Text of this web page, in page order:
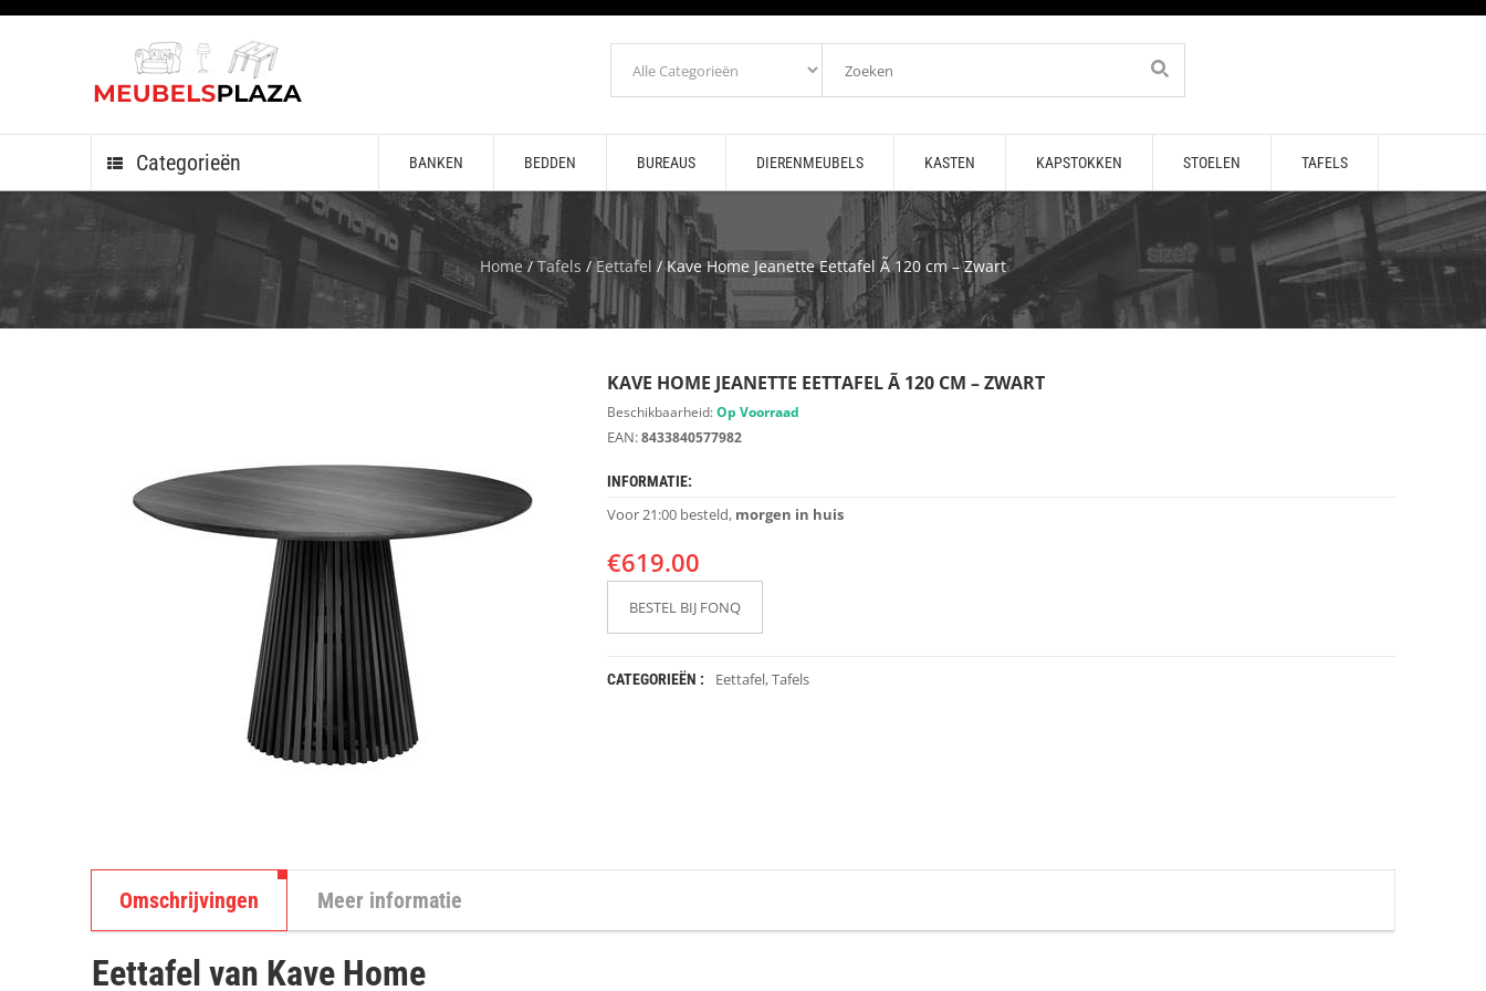
Categorieën BANKEN BEDDEN BUREAUS DIERENMEUBELS KASTEN KAPSTOKKEN STOELEN TAFELS
Home/Tafels /Eettafel / Kave Home Jeanette Eettafel Ã 120 cm – Zwart
KAVE HOME JEANETTE EETTAFEL Ã 120 CM – ZWART
Beschikbaarheid:Op Voorraad
EAN:8433840577982
INFORMATIE:
Voor 21:00 besteld, morgen in huis
€619.00
BESTEL BIJ FONQ
CATEGORIEËN : Eettafel,Tafels
Omschrijvingen Meer informatie
Eettafel van Kave Home